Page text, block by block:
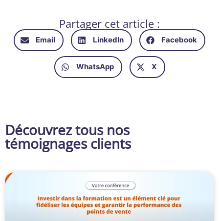
Partager cet article :
Email LinkedIn Facebook
WhatsApp X
Découvrez tous nos
témoignages clients